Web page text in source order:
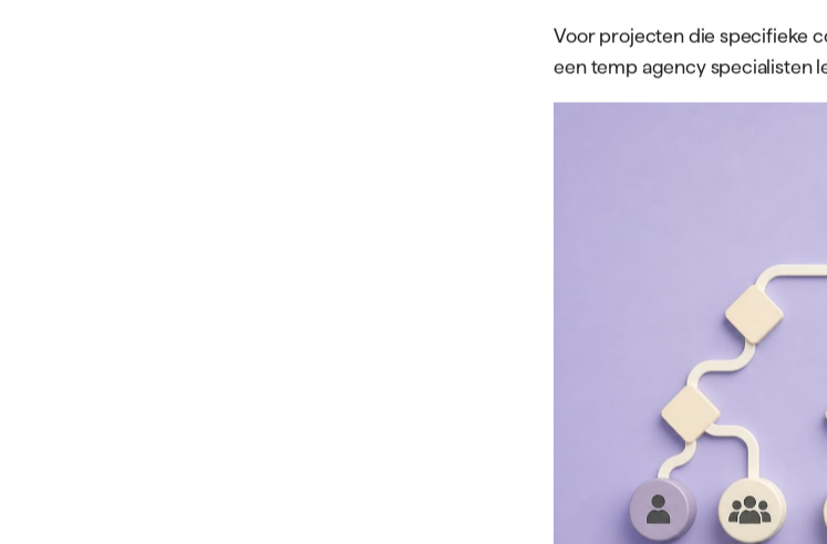
Voor projecten die specifieke
een temp agency specialisten